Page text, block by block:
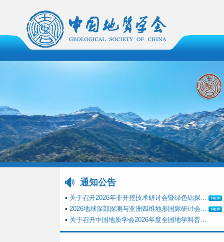
通知公告
▪ 关于召开2026年非开挖技术研讨会暨绿色钻探...
▪ 2026地球深部探测与亚洲四维地形国际研讨会...
▪ 关于召开中国地质学会2026年度全国地学科普...